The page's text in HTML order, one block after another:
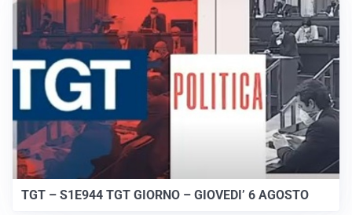
TGT – S1E944 TGT GIORNO – GIOVEDI’ 6 AGOSTO